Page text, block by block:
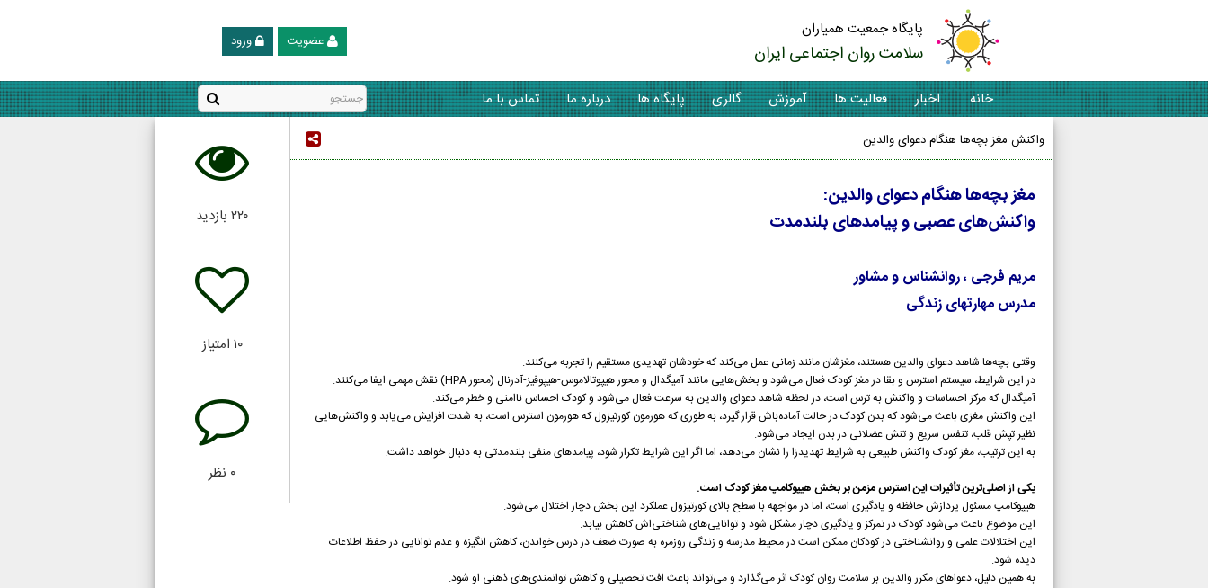
پایگاه جمعیت همیاران
سلامت روان اجتماعی ایران ورود عضویت
خانه اخبار فعالیت ها آموزش گالری پایگاه ها درباره ما تماس با ما
واکنش مغز بچه‌ها هنگام دعوای والدین
مغز بچه‌ها هنگام دعوای والدین:
واکنش‌های عصبی و پیامدهای بلندمدت
مریم فرجی ، روانشناس و مشاور
مدرس مهارتهای زندگی
وقتی بچه‌ها شاهد دعوای والدین هستند، مغزشان مانند زمانی عمل می‌کند که خودشان تهدیدی مستقیم را تجربه می‌کنند.
در این شرایط، سیستم استرس و بقا در مغز کودک فعال می‌شود و بخش‌هایی مانند آمیگدال و محور هیپوتالاموس-هیپوفیز-آدرنال (محور HPA) نقش مهمی ایفا می‌کنند.
آمیگدال که مرکز احساسات و واکنش به ترس است، در لحظه شاهد دعوای والدین به سرعت فعال می‌شود و کودک احساس ناامنی و خطر می‌کند.
این واکنش مغزی باعث می‌شود که بدن کودک در حالت آماده‌باش قرار گیرد، به طوری که هورمون کورتیزول که هورمون استرس است، به شدت افزایش می‌یابد و واکنش‌هایی
نظیر تپش قلب، تنفس سریع و تنش عضلانی در بدن ایجاد می‌شود.
به این ترتیب، مغز کودک واکنش طبیعی به شرایط تهدیدزا را نشان می‌دهد، اما اگر این شرایط تکرار شود، پیامدهای منفی بلندمدتی به دنبال خواهد داشت.
یکی از اصلی‌ترین تأثیرات این استرس مزمن بر بخش هیپوکامپ مغز کودک است.
هیپوکامپ مسئول پردازش حافظه و یادگیری است، اما در مواجهه با سطح بالای کورتیزول عملکرد این بخش دچار اختلال می‌شود.
این موضوع باعث می‌شود کودک در تمرکز و یادگیری دچار مشکل شود و توانایی‌های شناختی‌اش کاهش بیابد.
این اختلالات علمی و روانشناختی در کودکان ممکن است در محیط مدرسه و زندگی روزمره به صورت ضعف در درس خواندن، کاهش انگیزه و عدم توانایی در حفظ اطلاعات
دیده شود.
به همین دلیل، دعواهای مکرر والدین بر سلامت روان کودک اثر می‌گذارد و می‌تواند باعث افت تحصیلی و کاهش توانمندی‌های ذهنی او شود.
۲۲۰ بازدید
۱۰ امتیاز
۰ نظر